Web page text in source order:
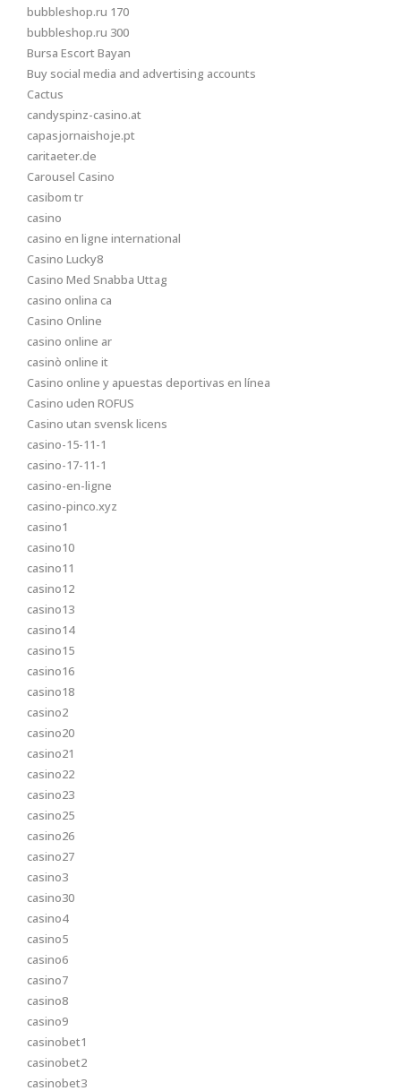
bubbleshop.ru 170
bubbleshop.ru 300
Bursa Escort Bayan
Buy social media and advertising accounts
Cactus
candyspinz-casino.at
capasjornaishoje.pt
caritaeter.de
Carousel Casino
casibom tr
casino
casino en ligne international
Casino Lucky8
Casino Med Snabba Uttag
casino onlina ca
Casino Online
casino online ar
casinò online it
Casino online y apuestas deportivas en línea
Casino uden ROFUS
Casino utan svensk licens
casino-15-11-1
casino-17-11-1
casino-en-ligne
casino-pinco.xyz
casino1
casino10
casino11
casino12
casino13
casino14
casino15
casino16
casino18
casino2
casino20
casino21
casino22
casino23
casino25
casino26
casino27
casino3
casino30
casino4
casino5
casino6
casino7
casino8
casino9
casinobet1
casinobet2
casinobet3